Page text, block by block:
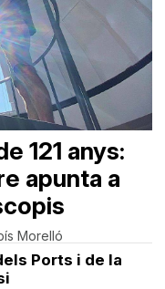
121 anys:
apunta a
Morelló
Ports i de la